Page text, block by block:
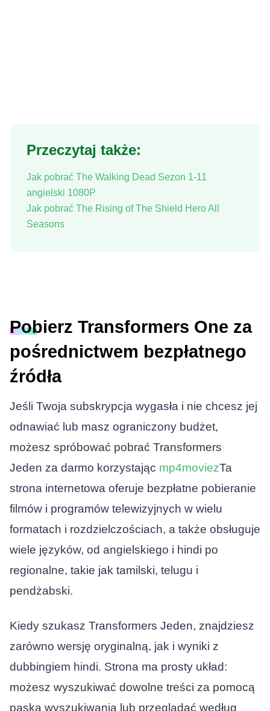
Przeczytaj także:
Jak pobrać The Walking Dead Sezon 1-11
angielski 1080P
Jak pobrać The Rising of The Shield Hero All
Seasons
Pobierz Transformers One za
pośrednictwem bezpłatnego
źródła
Jeśli Twoja subskrypcja wygasła i nie chcesz jej
odnawiać lub masz ograniczony budżet,
możesz spróbować pobrać Transformers
Jeden za darmo korzystając mp4moviezTa
strona internetowa oferuje bezpłatne pobieranie
filmów i programów telewizyjnych w wielu
formatach i rozdzielczościach, a także obsługuje
wiele języków, od angielskiego i hindi po
regionalne, takie jak tamilski, telugu i
pendżabski.
Kiedy szukasz Transformers Jeden, znajdziesz
zarówno wersję oryginalną, jak i wyniki z
dubbingiem hindi. Strona ma prosty układ:
możesz wyszukiwać dowolne treści za pomocą
paska wyszukiwania lub przeglądać według